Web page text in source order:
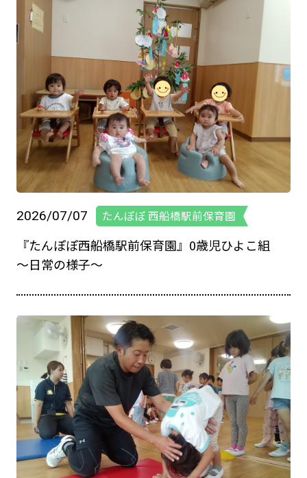
2026/07/07 たんぽぽ 西船橋駅前保育園
『たんぽぽ西船橋駅前保育園』0歳児ひよこ組
～日常の様子～